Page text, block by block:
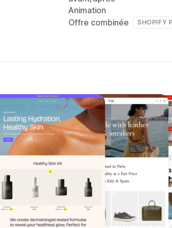
Animation
Offre combinée
SHOPIFY